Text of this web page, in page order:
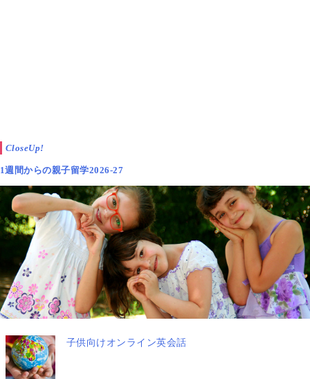
ました。
始めは病院に興味があったわけではありませんでした
が、外科医が手術の様子を見せてくれたり、Fikaの時
間に医療の話をしてくれるのが初めての体験で興味深
かったと語ります。
アンナは高校卒業後に薬剤実験に使用される動物のケ
アや処置について学ぶプログラムを専攻したので、も
しかしたら彼女の初めてのサマージョブが彼女の進路
に少し影響を与えたのかもしれません。
CloseUp!
1週間からの親子留学2026-27
子供向けオンライン英会話